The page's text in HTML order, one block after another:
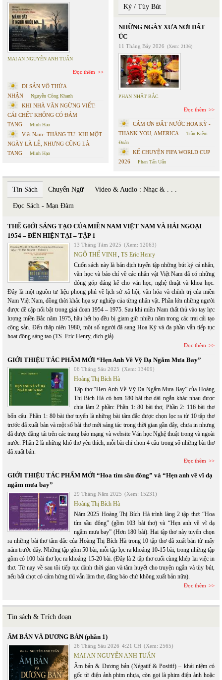
MAI AN NGUYỄN ANH TUẤN
Đọc thêm
DI SẢN VÔ THỪA
NHẬN
Nguyễn Công Khanh
KHI NHÀ VĂN NGỪNG VIẾT:
CÁI CHẾT KHÔNG CÓ ĐÁM
TANG
Minh Hạo
Việt Nam- THÁNG TƯ: KHI MỘT
NGÀY LÀ LỄ, NHƯNG CŨNG LÀ
TANG
Minh Hạo
Ký / Tùy Bút
NHỮNG NGÀY XƯA NƠI ĐẤT
ÚC
11 Tháng Bảy 2026 (Xem: 2136)
PHAN NHẬT BẮC
Đọc thêm
CÁM ƠN ĐẤT NƯỚC HOA KỲ -
THANK YOU, AMERICA
Trần Kiêm
Đoàn
KỂ CHUYỆN FIFA WORLD CUP
2026
Phan Tấn Uẩn
Tin Sách Chuyển Ngữ Video & Audio : Nhạc & . . .
Đọc Sách - Mạn Đàm
THẾ GIỚI SÁNG TẠO CỦA MIỀN NAM VIỆT NAM VÀ HẢI NGOẠI
1954 – ĐẾN HIỆN TẠI – TẬP 1
13 Tháng Tám 2025 (Xem: 12063)
NGÔ THẾ VINH, TS Eric Henry
Cuốn sách này là bản dịch tuyển tập những bút ký cá nhân,
văn học và báo chí về các nhân vật Việt Nam đã có những
đóng góp đáng kể cho văn học, nghệ thuật và khoa học.
Đây là một nguồn tư liệu phong phú về lịch sử xã hội, văn hóa và chính trị của miền
Nam Việt Nam, đồng thời khắc họa sự nghiệp của từng nhân vật. Phần lớn những người
được đề cập nổi bật trong giai đoạn 1954 – 1975. Sau khi miền Nam thất thủ vào tay lực
lượng miền Bắc năm 1975, hầu hết họ đều bị giam giữ nhiều năm trong các trại cải tạo
cộng sản. Đến thập niên 1980, một số người đã sang Hoa Kỳ và đa phần vẫn tiếp tục
hoạt động sáng tạo.(TS. Eric Henry, dịch giả)
Đọc thêm
GIỚI THIỆU TÁC PHẨM MỚI “Hẹn Anh Về Vỹ Dạ Ngắm Mưa Bay”
06 Tháng Sáu 2025 (Xem: 13409)
Hoàng Thị Bích Hà
Tập thơ “Hẹn Anh Về Vỹ Dạ Ngắm Mưa Bay” của Hoàng
Thị Bích Hà có hơn 180 bài thơ dài ngắn khác nhau được
chia làm 2 phần: Phần 1: 80 bài thơ, Phần 2: 116 bài thơ
bốn câu. Phần 1: 80 bài thơ tuyển là những bài tâm đắc được chọn lọc ra từ 10 tập thơ
trước đã xuất bản và một số bài thơ mới sáng tác trong thời gian gần đây, chưa in nhưng
đã được đăng tải trên các trang báo mạng và website Văn học Nghệ thuật trong và ngoài
nước. Phần 2 là những khổ thơ yêu thích, mỗi bài chỉ chon 4 câu trong số những bài thơ
đã xuất bản.
Đọc thêm
GIỚI THIỆU TÁC PHẨM MỚI “Hoa tím sầu đông” và “Hẹn anh về vĩ dạ
ngắm mưa bay”
29 Tháng Năm 2025 (Xem: 15231)
Hoàng Thị Bích Hà
Năm 2025 Hoàng Thị Bích Hà trình làng 2 tập thơ: “Hoa
tím sầu đông” (gồm 103 bài thơ) và “Hẹn anh về vĩ dạ
ngắm mưa bay” (Hơn 180 bài). Hai tập thơ này tuyển chọn
ra những bài thơ tâm đắc của Hoàng Thị Bích Hà trong 10 tập thơ đã xuất bản từ mấy
năm trước đây. Những tập gồm 50 bài, mỗi tập lọc ra khoảng 10-15 bài, trong những tập
gồm có 100 bài thơ lọc ra khoảng 15-20 bài. (Đây là 2 tập thơ cuối cùng khép lại việc in
thơ. Từ nay về sau tôi tiếp tục dành thời gian và tâm huyết cho truyện ngắn và tùy bút,
nếu bất chợt có cảm hứng thì vẫn làm thơ, đăng báo chứ không xuất bản nữa).
Đọc thêm
Tin sách & Trích đoạn
ÂM BẢN VÀ DƯƠNG BẢN (phần 1)
26 Tháng Sáu 2026 4:21 CH (Xem: 2565)
MAI AN NGUYỄN ANH TUẤN
Âm bản & Dương bản (Négatif & Positif) – khái niệm có
gốc từ điện ảnh phim nhựa, còn gọi là phim điện ảnh hoặc